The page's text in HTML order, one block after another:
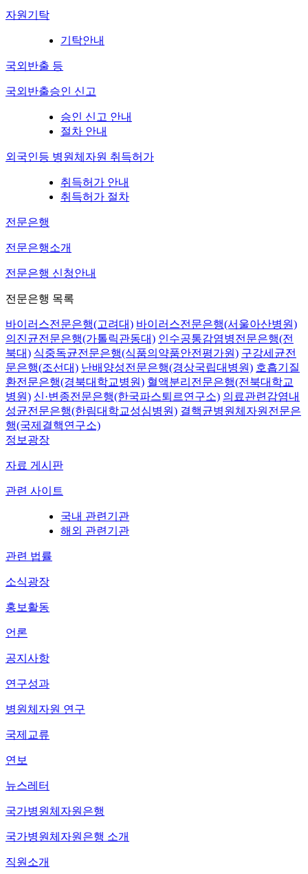
자원기탁
기탁안내
국외반출 등
국외반출승인 신고
승인 신고 안내
절차 안내
외국인등 병원체자원 취득허가
취득허가 안내
취득허가 절차
전문은행
전문은행소개
전문은행 신청안내
전문은행 목록
바이러스전문은행(고려대) 바이러스전문은행(서울아산병원)
의진균전문은행(가톨릭관동대) 인수공통감염병전문은행(전
북대) 식중독균전문은행(식품의약품안전평가원) 구강세균전
문은행(조선대) 난배양성전문은행(경상국립대병원) 호흡기질
환전문은행(경북대학교병원) 혈액분리전문은행(전북대학교
병원) 신·변종전문은행(한국파스퇴르연구소) 의료관련감염내
성균전문은행(한림대학교성심병원) 결핵균병원체자원전문은
행(국제결핵연구소)
정보광장
자료 게시판
관련 사이트
국내 관련기관
해외 관련기관
관련 법률
소식광장
홍보활동
언론
공지사항
연구성과
병원체자원 연구
국제교류
연보
뉴스레터
국가병원체자원은행
국가병원체자원은행 소개
직원소개